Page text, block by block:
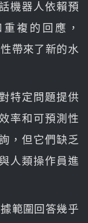
機器人依賴預
複的回應，
帶來了新的水
特定問題提供
率和可預測性
，但它們缺乏
人類操作員進
範圍回答幾乎